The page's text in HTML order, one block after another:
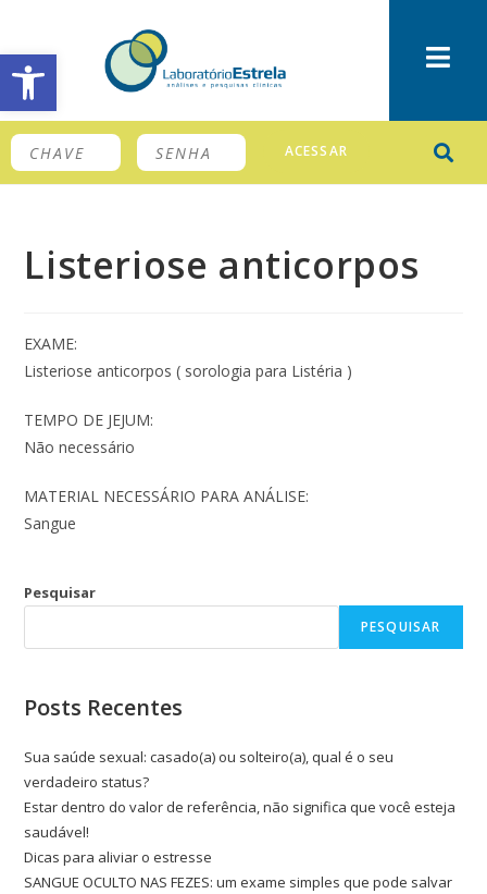
Barra de Ferramentas Aberta
ACESSAR
Listeriose anticorpos
EXAME:
Listeriose anticorpos ( sorologia para Listéria )
TEMPO DE JEJUM:
Não necessário
MATERIAL NECESSÁRIO PARA ANÁLISE:
Sangue
Pesquisar
PESQUISAR
Posts Recentes
Sua saúde sexual: casado(a) ou solteiro(a), qual é o seu
verdadeiro status?
Estar dentro do valor de referência, não significa que você esteja
saudável!
Dicas para aliviar o estresse
SANGUE OCULTO NAS FEZES: um exame simples que pode salvar